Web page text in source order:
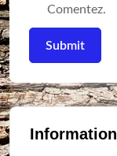
Comentez.
Information